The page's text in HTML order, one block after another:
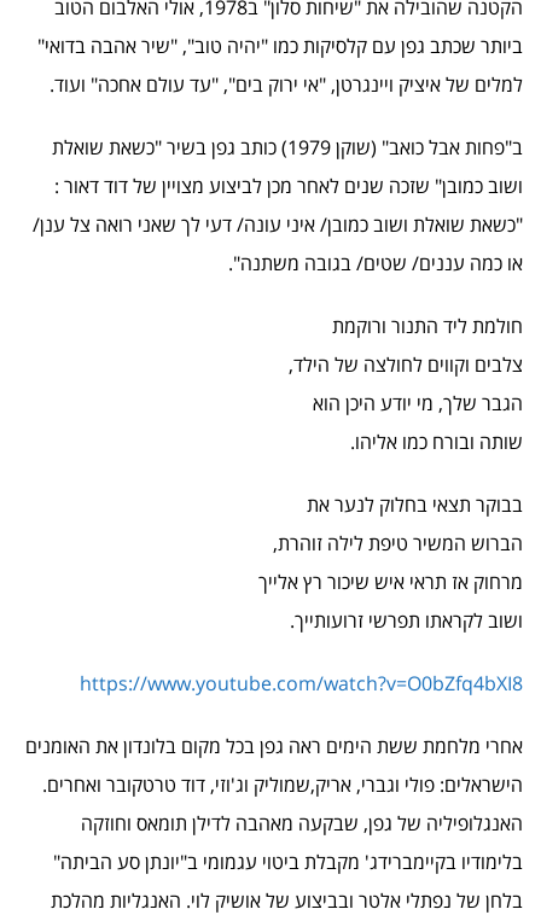
הקטנה שהובילה את "שיחות סלון" ב1978, אולי האלבום הטוב
ביותר שכתב גפן עם קלסיקות כמו "יהיה טוב", "שיר אהבה בדואי"
למלים של איציק ויינגרטן, "אי ירוק בים", "עד עולם אחכה" ועוד.
ב"פחות אבל כואב" (שוקן 1979) כותב גפן בשיר "כשאת שואלת
ושוב כמובן" שזכה שנים לאחר מכן לביצוע מצויין של דוד דאור :
"כשאת שואלת ושוב כמובן/ איני עונה/ דעי לך שאני רואה צל ענן/
או כמה עננים/ שטים/ בגובה משתנה".
חולמת ליד התנור ורוקמת
צלבים וקווים לחולצה של הילד,
הגבר שלך, מי יודע היכן הוא
שותה ובורח כמו אליהו.
בבוקר תצאי בחלוק לנער את
הברוש המשיר טיפת לילה זוהרת,
מרחוק אז תראי איש שיכור רץ אלייך
ושוב לקראתו תפרשי זרועותייך.
https://www.youtube.com/watch?v=O0bZfq4bXI8
אחרי מלחמת ששת הימים ראה גפן בכל מקום בלונדון את האומנים
הישראלים: פולי וגברי, אריק,שמוליק וג'וזי, דוד טרטקובר ואחרים.
האנגלופיליה של גפן, שבקעה מאהבה לדילן תומאס וחוזקה
בלימודיו בקיימברידג' מקבלת ביטוי עגמומי ב"יונתן סע הביתה"
בלחן של נפתלי אלטר ובביצוע של אושיק לוי. האנגליות מהלכת